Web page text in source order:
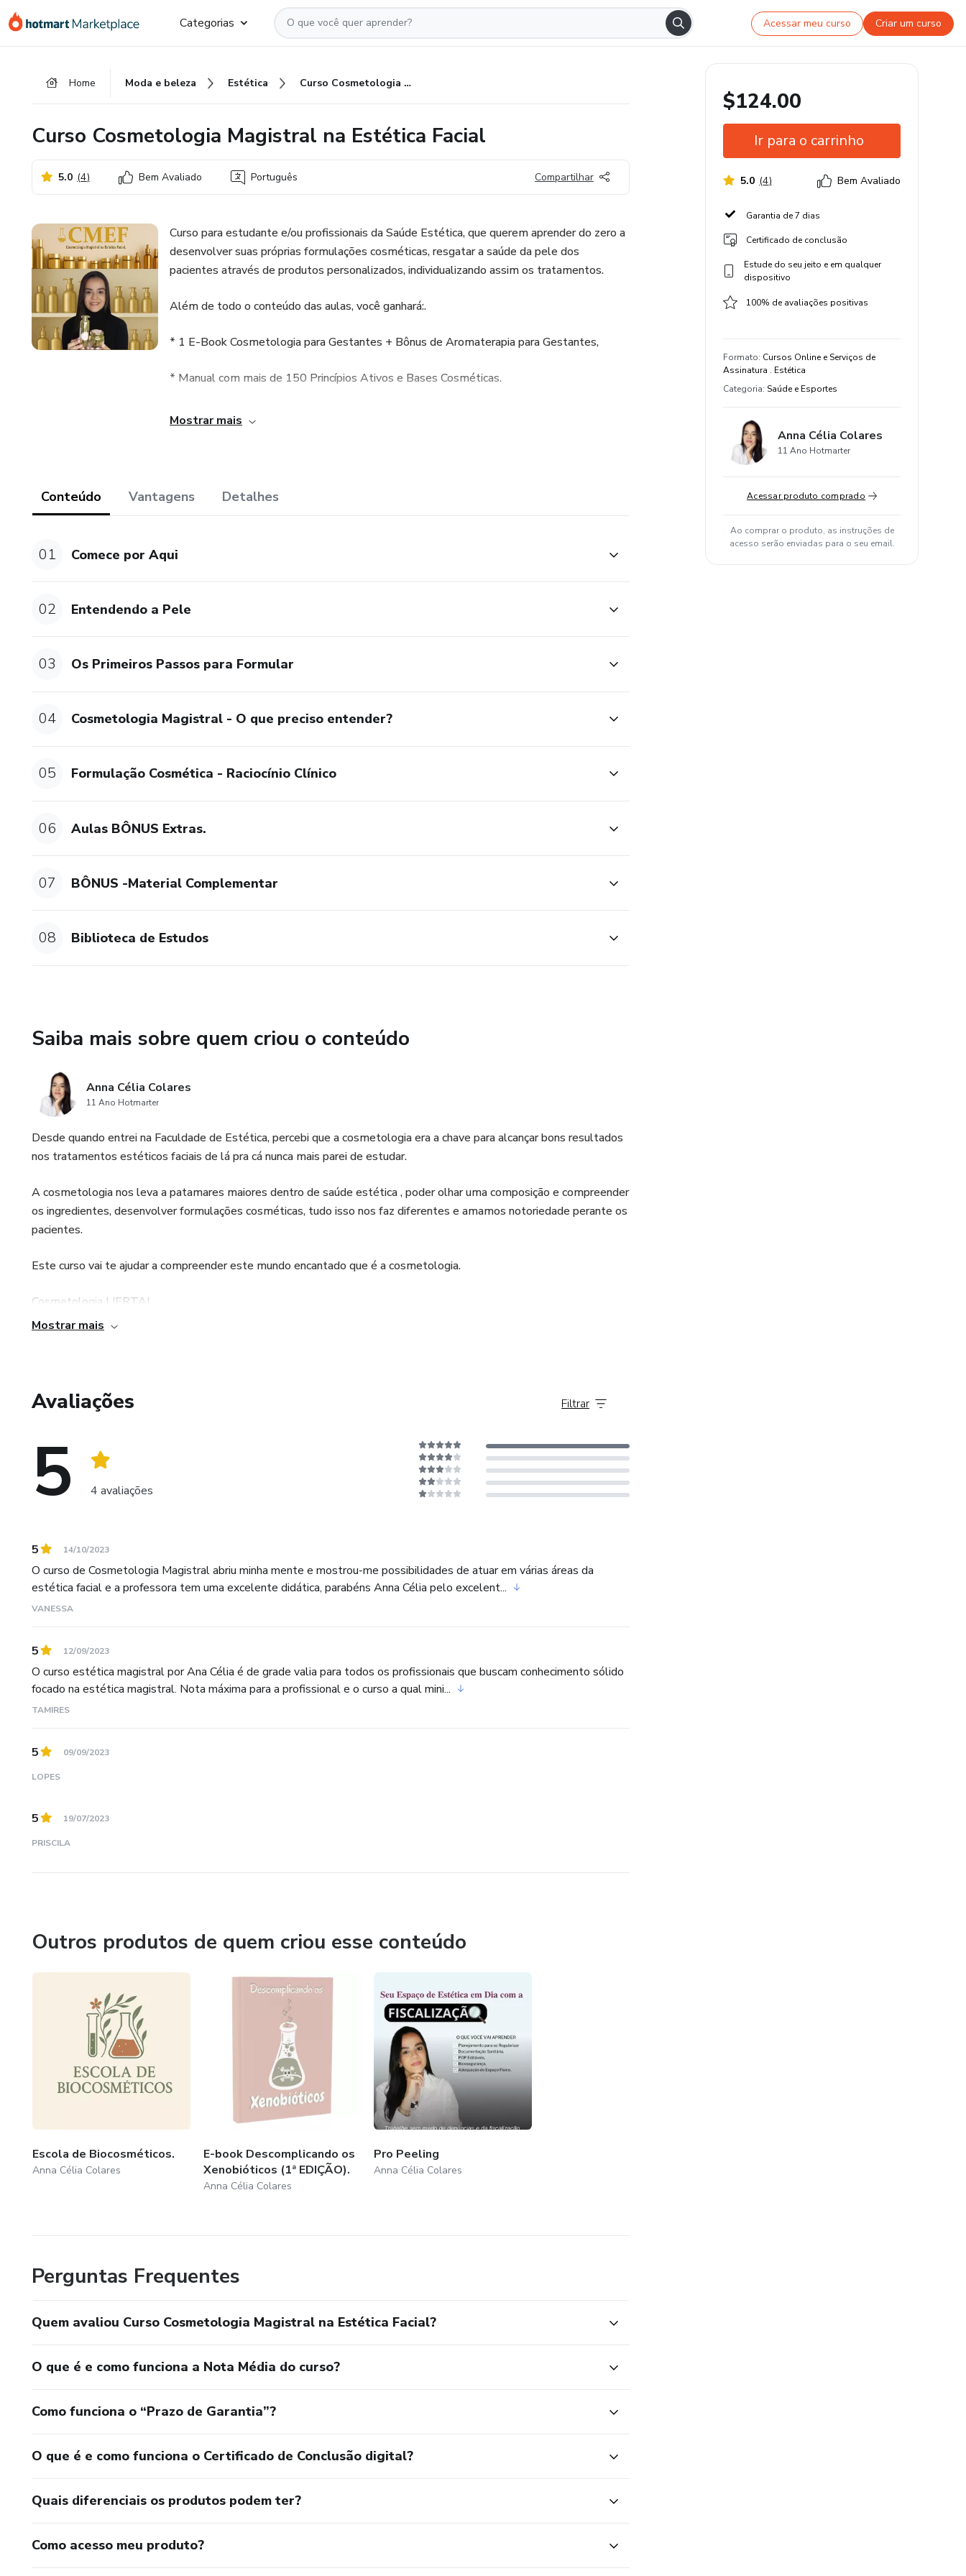
para
para
para
Categorias Acessar meu curso Criar um curso
Home Moda e beleza Estética Curso Cosmetologia Magistral na Estética Facial
Curso Cosmetologia Magistral na Estética Facial
5.0 (4) Bem Avaliado Português Compartilhar
Curso para estudante e/ou profissionais da Saúde Estética, que querem aprender do zero a
desenvolver suas próprias formulações cosméticas, resgatar a saúde da pele dos
pacientes através de produtos personalizados, individualizando assim os tratamentos.
Além de todo o conteúdo das aulas, você ganhará:.
* 1 E-Book Cosmetologia para Gestantes + Bônus de Aromaterapia para Gestantes,
* Manual com mais de 150 Princípios Ativos e Bases Cosméticas.
* Aulas EXTRAS para entender como a pele funciona.
referentes aos Cursos de Saúde Estética.
Mostrar mais
Conteúdo Vantagens Detalhes
01 Comece por Aqui
02 Entendendo a Pele
03 Os Primeiros Passos para Formular
04 Cosmetologia Magistral - O que preciso entender?
05 Formulação Cosmética - Raciocínio Clínico
06 Aulas BÔNUS Extras.
07 BÔNUS -Material Complementar
08 Biblioteca de Estudos
Saiba mais sobre quem criou o conteúdo
Anna Célia Colares
11 Ano Hotmarter
Desde quando entrei na Faculdade de Estética, percebi que a cosmetologia era a chave para alcançar bons resultados
nos tratamentos estéticos faciais de lá pra cá nunca mais parei de estudar.
A cosmetologia nos leva a patamares maiores dentro de saúde estética , poder olhar uma composição e compreender
os ingredientes, desenvolver formulações cosméticas, tudo isso nos faz diferentes e amamos notoriedade perante os
pacientes.
Este curso vai te ajudar a compreender este mundo encantado que é a cosmetologia.
Cosmetologia LIERTA!
Mostrar mais
Avaliações
5 4 avaliações
Filtrar
5 14/10/2023
O curso de Cosmetologia Magistral abriu minha mente e mostrou-me possibilidades de atuar em várias áreas da
estética facial e a professora tem uma excelente didática, parabéns Anna Célia pelo excelent...
VANESSA
5 12/09/2023
O curso estética magistral por Ana Célia é de grade valia para todos os profissionais que buscam conhecimento sólido
focado na estética magistral. Nota máxima para a profissional e o curso a qual mini...
TAMIRES
5 09/09/2023
LOPES
5 19/07/2023
PRISCILA
Outros produtos de quem criou esse conteúdo
Escola de Biocosméticos.
Anna Célia Colares
E-book Descomplicando os
Xenobióticos (1ª EDIÇÃO).
Anna Célia Colares
Pro Peeling
Anna Célia Colares
Perguntas Frequentes
Quem avaliou Curso Cosmetologia Magistral na Estética Facial?
O que é e como funciona a Nota Média do curso?
Como funciona o “Prazo de Garantia”?
O que é e como funciona o Certificado de Conclusão digital?
Quais diferenciais os produtos podem ter?
Como acesso meu produto?
$124.00
Ir para o carrinho
5.0 (4) Bem Avaliado
Garantia de 7 dias
Certificado de conclusão
Estude do seu jeito e em qualquer
dispositivo
100% de avaliações positivas
Formato: Cursos Online e Serviços de
Assinatura . Estética
Categoria: Saúde e Esportes
Anna Célia Colares
11 Ano Hotmarter
Acessar produto comprado
Ao comprar o produto, as instruções de
acesso serão enviadas para o seu email.